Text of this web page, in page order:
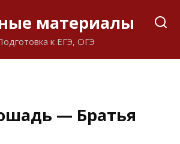
материалы
к ЕГЭ, ОГЭ
— Братья